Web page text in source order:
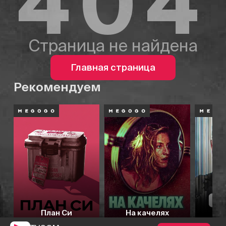
Страница не найдена
Главная страница
Рекомендуем
План Си На качелях